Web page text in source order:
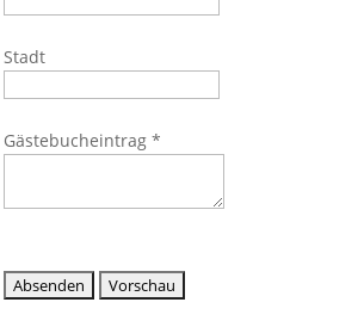
Stadt
Gästebucheintrag*